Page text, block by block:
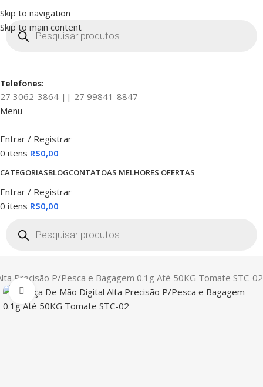
Skip to navigation
Skip to main content
Telefones:
27 3062-3864 || 27 99841-8847
Menu
Entrar / Registrar
0 itens R$0,00
CATEGORIASBLOGCONTATOAS MELHORES OFERTAS
Entrar / Registrar
0 itens R$0,00
Precisão P/Pesca e Bagagem 0.1g Até 50KG Tomate STC-02
Clique para ampliar